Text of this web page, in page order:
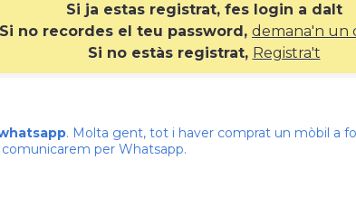
Si ja estas registrat, fes login a dalt
Si no recordes el teu password, demana'n un
Si no estàs registrat, Registra't
. Molta gent, tot i haver comprat un mòbil a
per Whatsapp.